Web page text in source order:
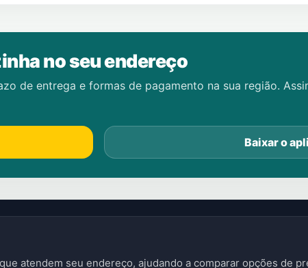
no seu endereço
de entrega e formas de pagamento na sua região.
Baixar o
atendem seu endereço, ajudando a comparar opções de